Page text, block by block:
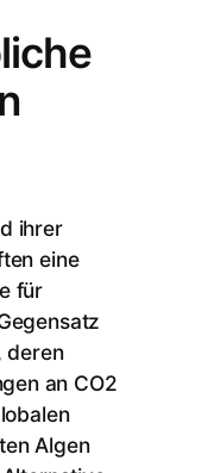
ihrer
eine
für
deren
an CO2
Algen